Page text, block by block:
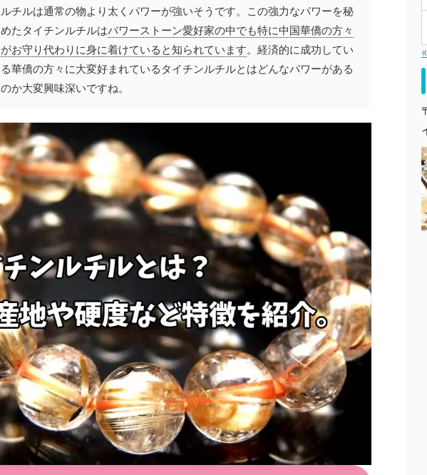
ルチルは通常の物より太くパワーが強いそうです。この強力なパワーを秘
めたタイチンルチルはパワーストーン愛好家の中でも特に中国華僑の方々
がお守り代わりに身に着けていると知られています。経済的に成功してい
る華僑の方々に大変好まれているタイチンルチルとはどんなパワーがある
のか大変興味深いですね。